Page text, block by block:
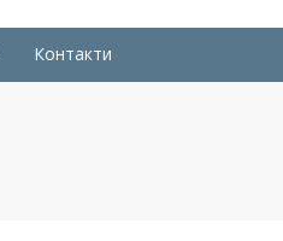
Контакти